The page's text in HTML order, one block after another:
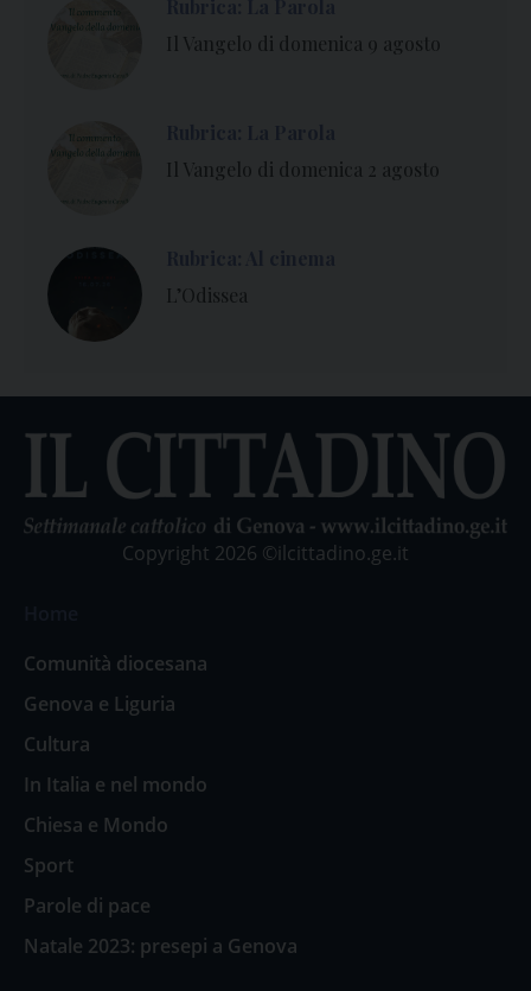
Il Vangelo di domenica 9 agosto
Il Vangelo di domenica 2 agosto
L’Odissea
Copyright 2026 ©ilcittadino.ge.it
Comunità diocesana
Genova e Liguria
Cultura
In Italia e nel mondo
Chiesa e Mondo
Sport
Parole di pace
Natale 2023: presepi a Genova